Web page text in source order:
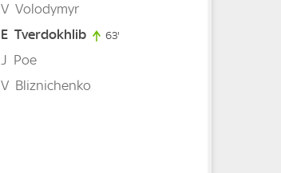
V Volodymyr
E Tverdokhlib 63'
J Poe
V Bliznichenko